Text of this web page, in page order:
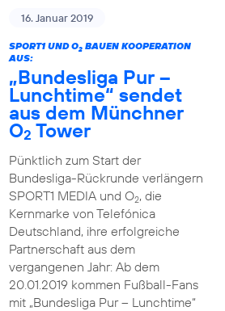
16. Januar 2019
SPORT1 UND O2BAUEN KOOPERATION
AUS:
„Bundesliga Pur –
Lunchtime“ sendet
aus dem Münchner
O2 Tower
Pünktlich zum Start der
Bundesliga-Rückrunde verlängern
SPORT1 MEDIA und O2, die
Kernmarke von Telefónica
Deutschland, ihre erfolgreiche
Partnerschaft aus dem
vergangenen Jahr: Ab dem
20.01.2019 kommen Fußball-Fans
mit „Bundesliga Pur – Lunchtime“